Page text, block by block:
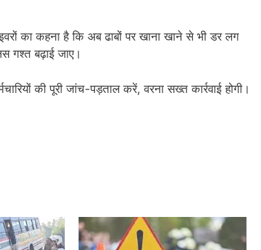
का कहना है कि अब ढाबों पर खाना खाने से भी डर लग
गश्त बढ़ाई जाए।
की पूरी जांच-पड़ताल करें, वरना सख्त कार्रवाई होगी।